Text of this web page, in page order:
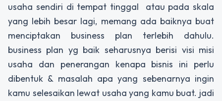
usaha sendiri di tempat tinggal atau pada skala
yang lebih besar lagi, memang ada baiknya buat
menciptakan business plan terlebih dahulu.
business plan yg baik seharusnya berisi visi misi
usaha dan penerangan kenapa bisnis ini perlu
dibentuk & masalah apa yang sebenarnya ingin
kamu selesaikan lewat usaha yang kamu buat. jadi